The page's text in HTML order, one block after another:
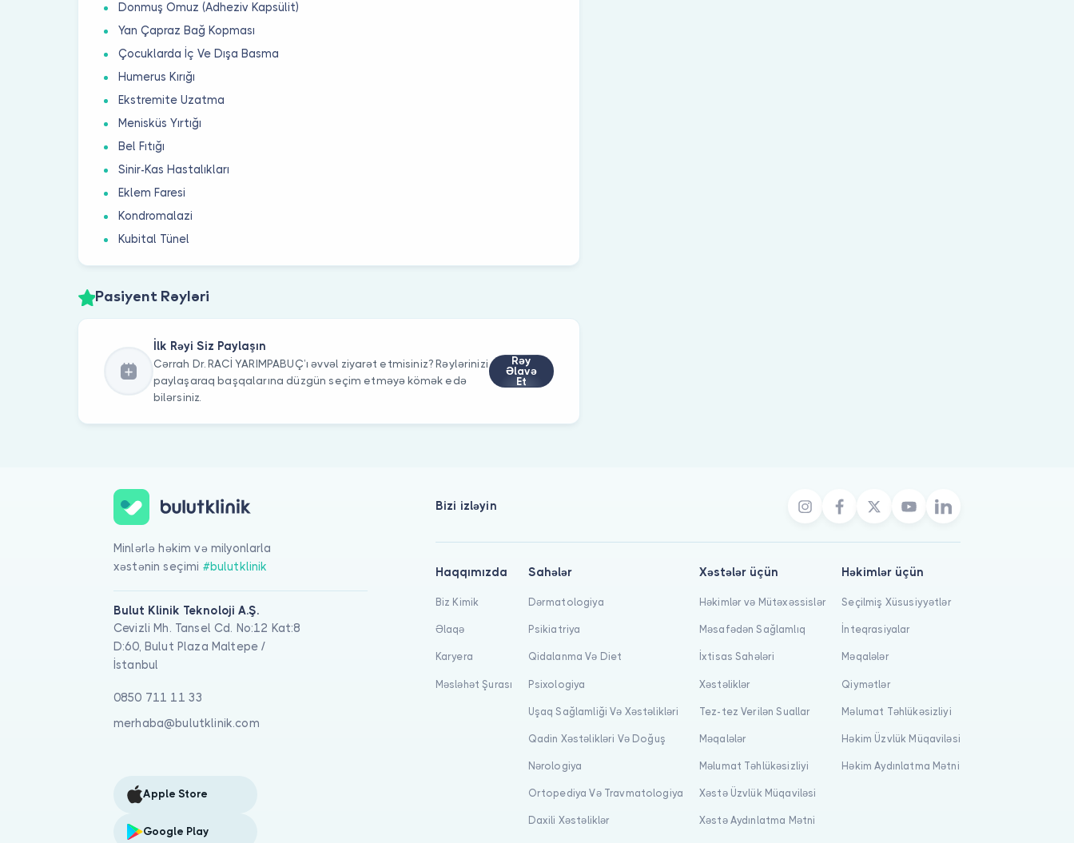
Donmuş Omuz (Adheziv Kapsülit)
Yan Çapraz Bağ Kopması
Çocuklarda İç Ve Dışa Basma
Humerus Kırığı
Ekstremite Uzatma
Menisküs Yırtığı
Bel Fıtığı
Sinir-Kas Hastalıkları
Eklem Faresi
Kondromalazi
Kubital Tünel
Pasiyent Rəyləri
İlk Rəyi Siz Paylaşın
Cərrah Dr. RACİ YARIMPABUÇ’ı əvvəl ziyarət etmisiniz? Rəylərinizi
paylaşaraq başqalarına düzgün seçim etməyə kömək edə
bilərsiniz.
Rəy
Əlavə
Et
Minlərlə həkim və milyonlarla
xəstənin seçimi #bulutklinik
Bulut Klinik Teknoloji A.Ş.
Cevizli Mh. Tansel Cd. No:12 Kat:8
D:60, Bulut Plaza Maltepe /
İstanbul
0850 711 11 33
merhaba@bulutklinik.com
Apple Store
Google Play
Bizi izləyin
Haqqımızda
Biz Kimik
Əlaqə
Karyera
Məsləhət Şurası
Sahələr
Dərmatologiya
Psikiatriya
Qidalanma Və Diet
Psixologiya
Uşaq Sağlamliği Və Xəstəlikləri
Qadin Xəstəlikləri Və Doğuş
Nərologiya
Ortopediya Və Travmatologiya
Daxili Xəstəliklər
Xəstələr üçün
Həkimlər və Mütəxəssislər
Məsafədən Sağlamlıq
İxtisas Sahələri
Xəstəliklər
Tez-tez Verilən Suallar
Məqalələr
Məlumat Təhlükəsizliyi
Xəstə Üzvlük Müqaviləsi
Xəstə Aydınlatma Mətni
Həkimlər üçün
Seçilmiş Xüsusiyyətlər
İnteqrasiyalar
Məqalələr
Qiymətlər
Məlumat Təhlükəsizliyi
Həkim Üzvlük Müqaviləsi
Həkim Aydınlatma Mətni